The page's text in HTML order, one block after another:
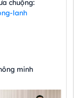
chuộng:
lanh
minh